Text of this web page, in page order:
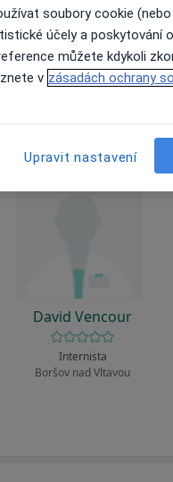
David Vencour
Internista
Boršov nad Vltavou
soubory cookie
účely a poskytování
můžete kdykoli
v zásadách ochrany
Upravit nastavení